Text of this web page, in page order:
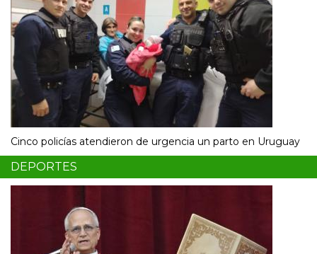
Cinco policías atendieron de urgencia un parto en Uruguay
DEPORTES